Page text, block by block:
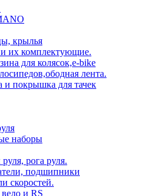
крылья
и их комплектующие.
для колясок,e-bike
лента.
и покрышка для тачек
наборы
рога руля.
подшипники
скоростей.
и RS